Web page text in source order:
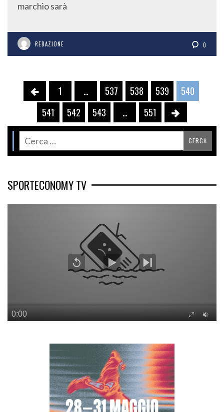
marchio sarà
REDAZIONE 0
1 … 537 538 539
540
541
542 543 … 551
SPORTECONOMY TV